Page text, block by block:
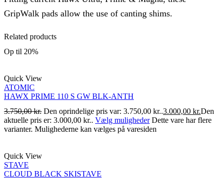
GripWalk pads allow the use of canting shims.
Related products
Op til 20%
Quick View
ATOMIC
HAWX PRIME 110 S GW BLK-ANTH
3.750,00kr. Den oprindelige pris var: 3.750,00 kr..3.000,00 kr.Den
aktuelle pris er: 3.000,00 kr.. Vælg muligheder Dette vare har flere
varianter. Mulighederne kan vælges på varesiden
Quick View
STAVE
CLOUD BLACK SKISTAVE